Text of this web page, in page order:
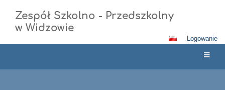
Zespół Szkolno - Przedszkolny
w Widzowie
Logowanie